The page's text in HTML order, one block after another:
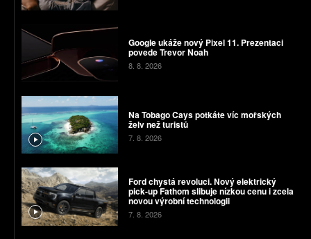
Google ukáže nový Pixel 11. Prezentaci
povede Trevor Noah
8. 8. 2026
Na Tobago Cays potkáte víc mořských
želv než turistů
7. 8. 2026
Ford chystá revoluci. Nový elektrický
pick-up Fathom slibuje nízkou cenu i zcela
novou výrobní technologii
7. 8. 2026